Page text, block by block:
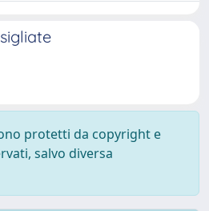
protetti da copyright e
salvo diversa